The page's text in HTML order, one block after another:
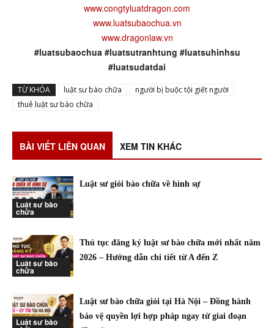
www.congtyluatdragon.com
www.luatsubaochua.vn
www.dragonlaw.vn
#luatsubaochua #luatsutranhtung #luatsuhinhsu
#luatsudatdai
TỪ KHÓA luật sư bào chữa
người bị buộc tội giết người
thuê luật sư bào chữa
BÀI VIẾT LIÊN QUAN XEM TIN KHÁC
Luật sư bào
chữa
Luật sư giỏi bào chữa về hình sự
Luật sư bào
chữa
Thủ tục đăng ký luật sư bào chữa mới nhất năm
2026 – Hướng dẫn chi tiết từ A đến Z
Luật sư bào
Luật sư bào chữa giỏi tại Hà Nội – Đồng hành
bảo vệ quyền lợi hợp pháp ngay từ giai đoạn